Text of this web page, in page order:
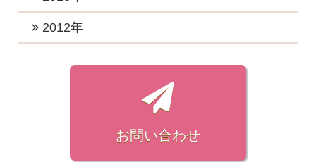
2020年2月 (1)
2020年1月 (4)
2019年2月 (4)
2019年1月 (3)
2018年4月 (2)
2018年3月 (3)
2017年7月 (6)
2017年5月 (6)
2016年9月 (3)
2016年8月 (3)
2015年10月 (1)
2015年9月 (1)
2014年4月 (1)
2014年3月 (2)
2013年11月 (1)
2012年
2012年3月 (3)
お問い合わせ